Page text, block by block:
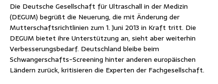
Die Deutsche Gesellschaft für Ultraschall in der Medizin
(DEGUM) begrüßt die Neuerung, die mit Änderung der
Mutterschaftsrichtlinien zum 1. Juni 2013 in Kraft tritt. Die
DEGUM bietet ihre Unterstützung an, sieht aber weiterhin
Verbesserungsbedarf. Deutschland bleibe beim
Schwangerschafts-Screening hinter anderen europäischen
Ländern zurück, kritisieren die Experten der Fachgesellschaft.